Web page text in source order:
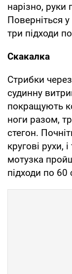
нарізно, руки
Поверніться
три підходи
Скакалка
Стрибки
судинну
покращують
ноги разом,
стегон.
кругові рухи,
мотузка
підходи по 60